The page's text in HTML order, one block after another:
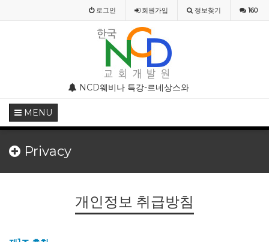
로그인 회원가입 정보찾기 160
NCD웨비나 특강-르네상스와 종교개혁기의 기독교미술
MENU
Privacy
개인정보 취급방침